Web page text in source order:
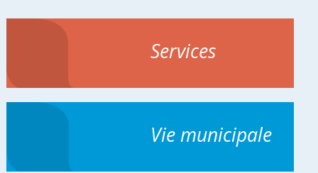
Services
Vie municipale